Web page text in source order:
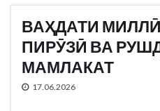
ВАҲДАТИ
ПИРӮЗӢ ВА
МАМЛАКАТ
17.06.2026